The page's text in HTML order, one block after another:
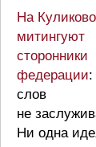
На
митингуют
сторонники
федерации:
слов
не
Ни одна